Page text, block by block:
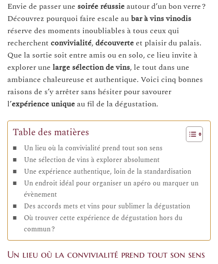
Envie de passer une soirée réussieautour d’un bon verre ?
Découvrez pourquoi faire escale aubar à vins vinodis
réserve des moments inoubliables à tous ceux qui
recherchent convivialité,découverteet plaisir du palais.
Que la sortie soit entre amis ou en solo, ce lieu invite à
explorer une large sélection de vins, le tout dans une
ambiance chaleureuse et authentique. Voici cinq bonnes
raisons de s’y arrêter sans hésiter pour savourer
l’expérience uniqueau fil de la dégustation.
Table des matières
Un lieu où la convivialité prend tout son sens
Une sélection de vins à explorer absolument
Une expérience authentique, loin de la standardisation
Un endroit idéal pour organiser un apéro ou marquer un
évènement
Des accords mets et vins pour sublimer la dégustation
Où trouver cette expérience de dégustation hors du
commun ?
Un lieu où la convivialité prend tout son sens